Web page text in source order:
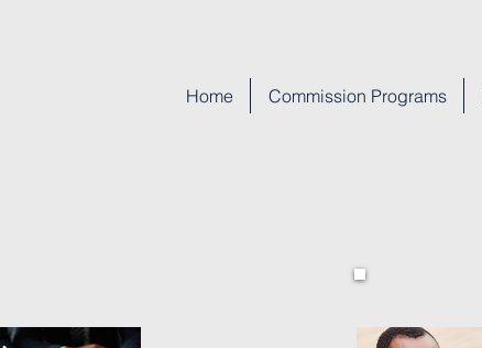
Home Commission Programs